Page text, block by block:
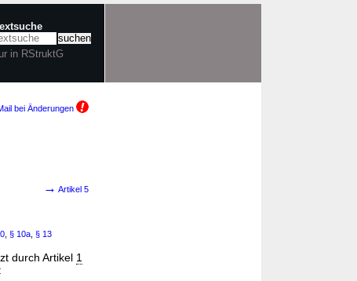
in RStruktG
bei Änderungen
→ Artikel 5
§ 10a § 13
durch Artikel 1